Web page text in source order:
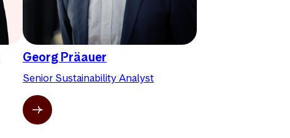
Georg Präauer
Senior Sustainability Analyst